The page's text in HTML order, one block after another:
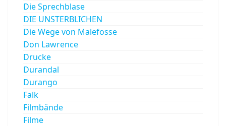
Die Sprechblase
DIE UNSTERBLICHEN
Die Wege von Malefosse
Don Lawrence
Drucke
Durandal
Durango
Falk
Filmbände
Filme